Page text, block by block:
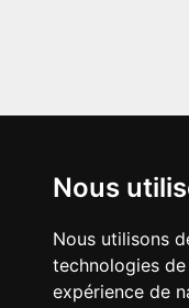
Nous
Nous utilisons
technologies
expérience de